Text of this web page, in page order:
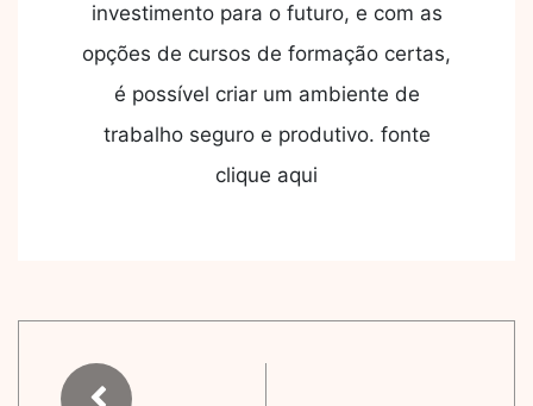
investimento para o futuro, e com as
opções de cursos de formação certas,
é possível criar um ambiente de
trabalho seguro e produtivo. fonte
clique aqui